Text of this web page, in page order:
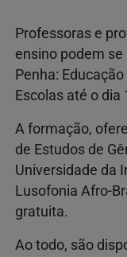
Professoras e
ensino podem
Penha:
Escolas até o dia
A formação,
de Estudos de
Universidade da
Lusofonia Afro-
gratuita.
Ao todo, são